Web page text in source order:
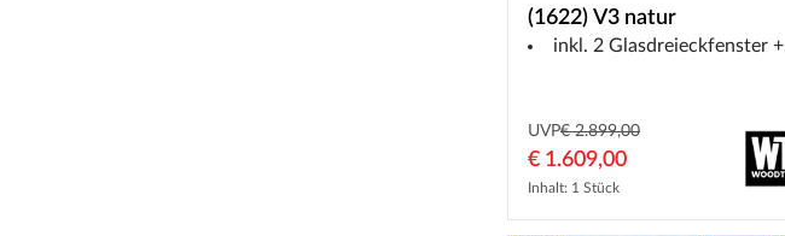
(1622) V3 natur
inkl. 2 Glasdreieckfenster + Fensterelement Seite
UVP€ 2.899,00
€ 1.609,00
Inhalt: 1 Stück